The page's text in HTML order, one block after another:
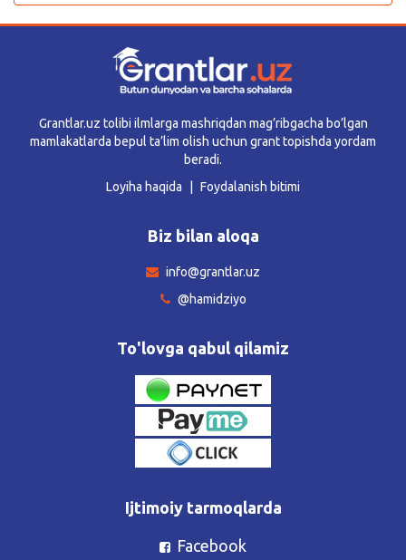
Grantlar.uz tolibi ilmlarga mashriqdan mag’ribgacha bo’lgan
mamlakatlarda bepul ta’lim olish uchun grant topishda yordam
beradi.
Loyiha haqida
Foydalanish bitimi
Biz bilan aloqa
info@grantlar.uz
@hamidziyo
To'lovga qabul qilamiz
Ijtimoiy tarmoqlarda
Facebook